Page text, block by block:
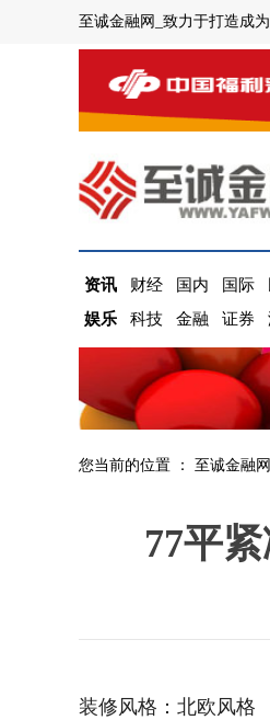
至诚金融网_致力于打造成
资讯 财经 国内 国际
娱乐
科技 金融 证券
您当前的位置 ： 至诚金融网
77平
装修风格：北欧风格